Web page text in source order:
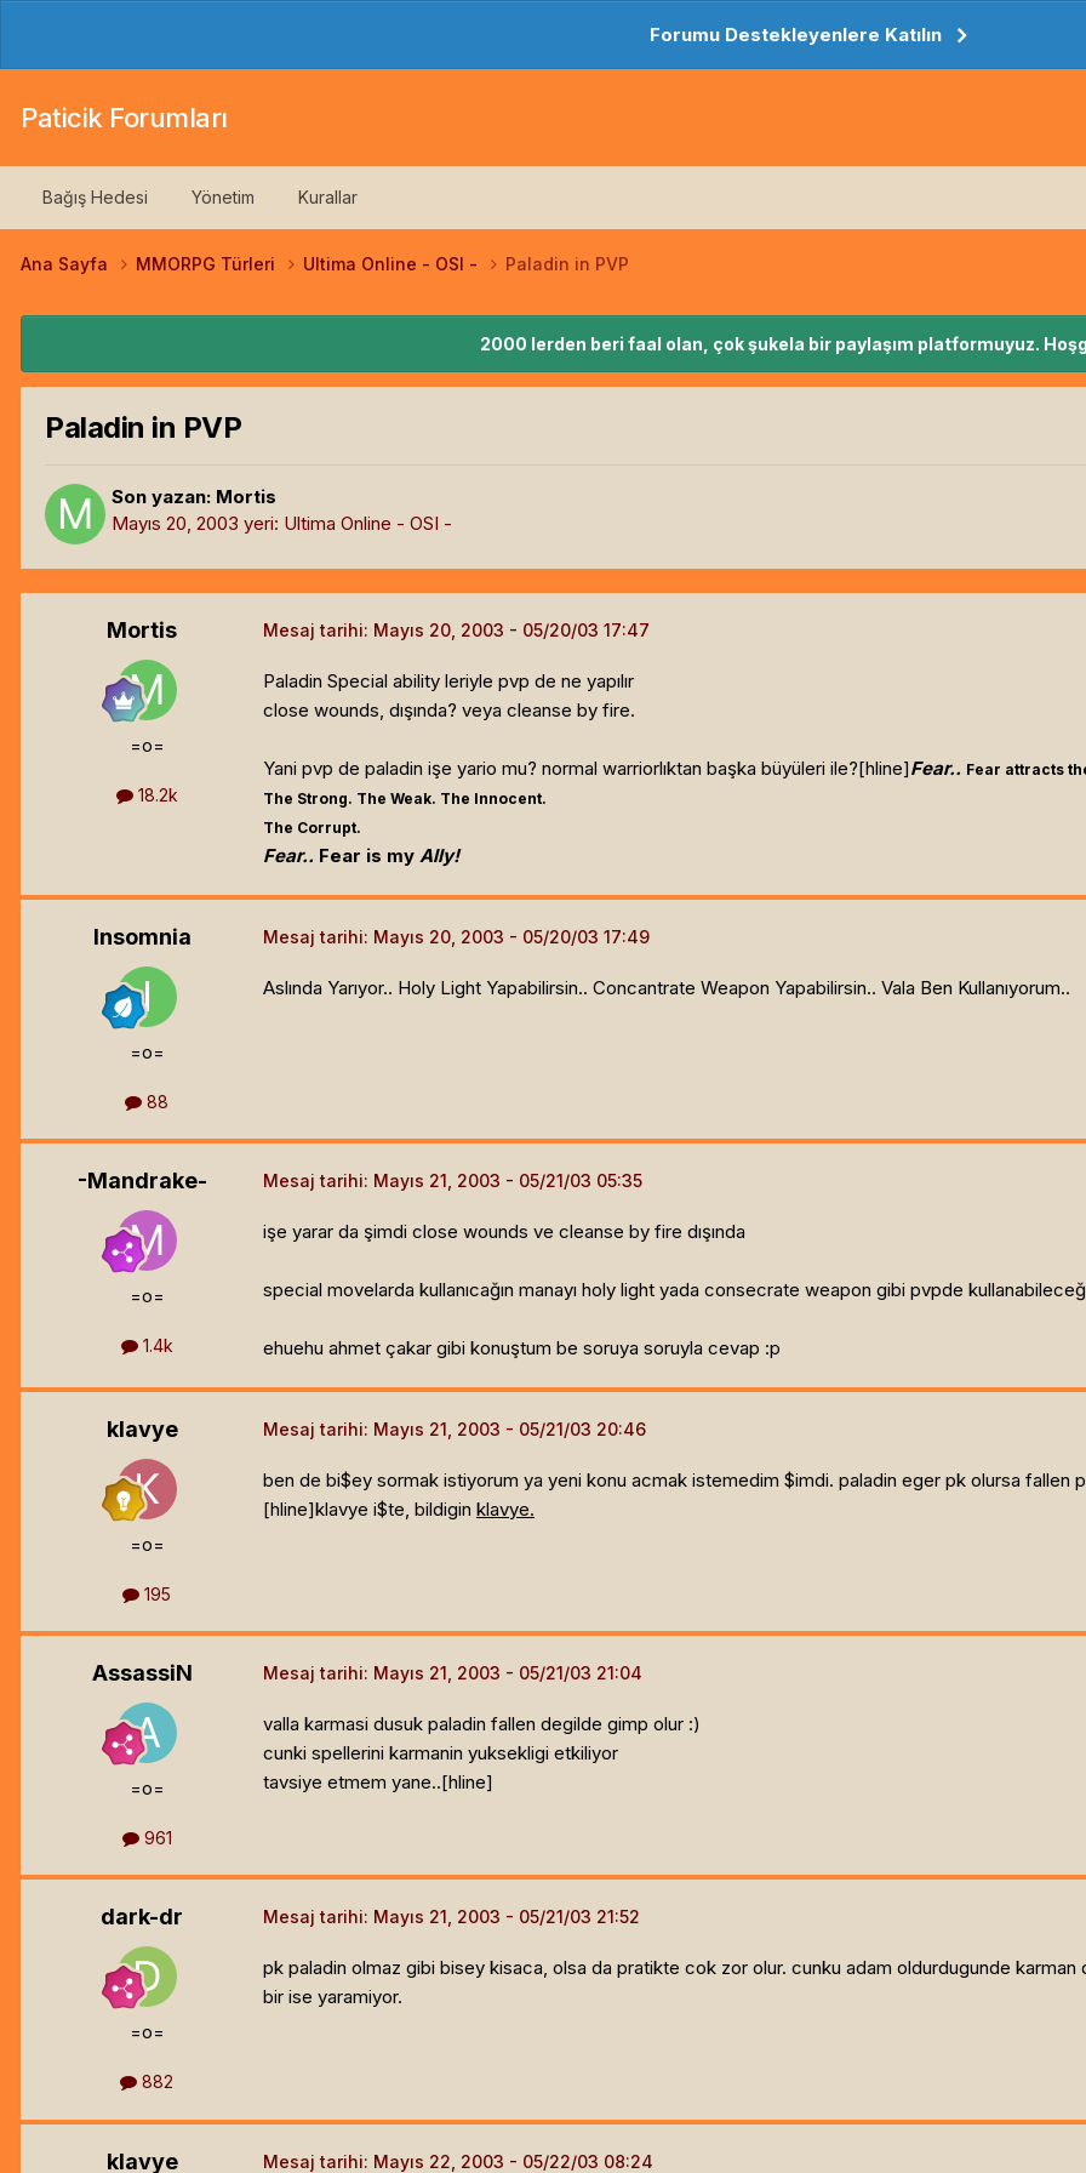
Forumu Destekleyenlere Katılın
Paticik Forumları
Bağış Hedesi Yönetim Kurallar
Ana Sayfa MMORPG Türleri Ultima Online - OSI - Paladin in PVP
2000 lerden beri faal olan, çok şukela bir paylaşım platformuyuz.
Paladin in PVP
Son yazan: Mortis
Mayıs 20, 2003 yeri: Ultima Online - OSI -
Mortis
=o=
18.2k
Mesaj tarihi: Mayıs 20, 2003
Paladin Special ability leriyle pvp de ne yapılır
close wounds, dışında? veya cleanse by fire.
Yani pvp de paladin işe yario mu? normal warriorlıktan başka büyüleri ile?[hline]Fear.. Fear attracts
The Strong. The Weak. The Innocent.
The Corrupt.
Fear.. Fear is my Ally!
Insomnia
=o=
88
Mesaj tarihi: Mayıs 20, 2003
Aslında Yarıyor.. Holy Light Yapabilirsin.. Concantrate Weapon Yapabilirsin.. Vala Ben Kullanıyorum..
-Mandrake-
=o=
1.4k
Mesaj tarihi: Mayıs 21, 2003
işe yarar da şimdi close wounds ve cleanse by fire dışında
special movelarda kullanıcağın manayı holy light yada consecrate weapon gibi pvpde
ehuehu ahmet çakar gibi konuştum be soruya soruyla cevap :p
klavye
=o=
195
Mesaj tarihi: Mayıs 21, 2003
ben de bi$ey sormak istiyorum ya yeni konu acmak istemedim $imdi. paladin eger pk olursa fallen
[hline]klavye i$te, bildigin klavye.
AssassiN
=o=
961
Mesaj tarihi: Mayıs 21, 2003
valla karmasi dusuk paladin fallen degilde gimp olur :)
cunki spellerini karmanin yuksekligi etkiliyor
tavsiye etmem yane..[hline]
dark-dr
=o=
882
Mesaj tarihi: Mayıs 21, 2003
pk paladin olmaz gibi bisey kisaca, olsa da pratikte cok zor olur. cunku adam oldurdugunde
bir ise yaramiyor.
klavye Mesaj tarihi: Mayıs 22, 2003